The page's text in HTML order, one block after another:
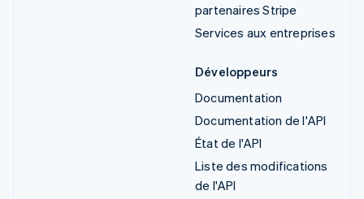
partenaires Stripe
Services aux entreprises
Développeurs
Documentation
Documentation de l'API
État de l'API
Liste des modifications
de l'API